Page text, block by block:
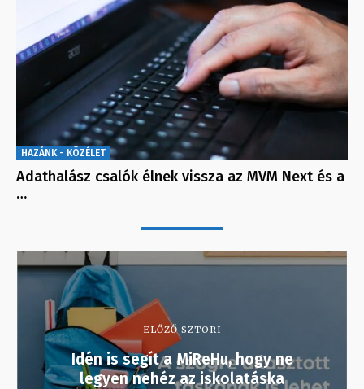
HAZÁNK - KÖZÉLET
Adathalász csalók élnek vissza az MVM Next és a
…
ELŐZŐ SZTORI
Idén is segít a MiReHu, hogy ne
legyen nehéz az iskolatáska